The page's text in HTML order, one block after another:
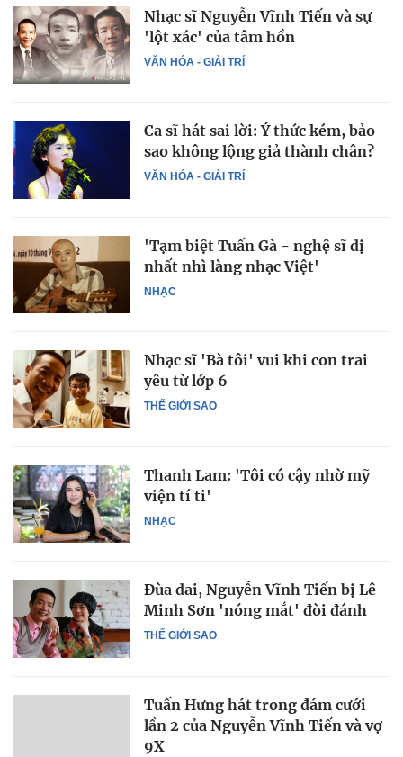
VĂN HÓA - GIẢI TRÍ
Nhạc sĩ Nguyễn Vĩnh Tiến và sự
'lột xác' của tâm hồn
VĂN HÓA - GIẢI TRÍ
Ca sĩ hát sai lời: Ý thức kém, bảo
sao không lộng giả thành chân?
NHẠC
'Tạm biệt Tuấn Gà - nghệ sĩ dị
nhất nhì làng nhạc Việt'
THẾ GIỚI SAO
Nhạc sĩ 'Bà tôi' vui khi con trai
yêu từ lớp 6
NHẠC
Thanh Lam: 'Tôi có cậy nhờ mỹ
viện tí ti'
THẾ GIỚI SAO
Đùa dai, Nguyễn Vĩnh Tiến bị Lê
Minh Sơn 'nóng mắt' đòi đánh
Tuấn Hưng hát trong đám cưới
lần 2 của Nguyễn Vĩnh Tiến và vợ
9X